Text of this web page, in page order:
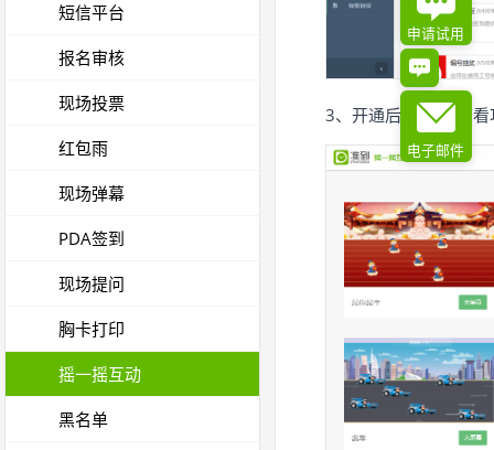
申请试用
电子邮件
短信平台
报名审核
现场投票
红包雨
现场弹幕
PDA签到
现场提问
胸卡打印
摇一摇互动
黑名单
3、开通后，点击“查看